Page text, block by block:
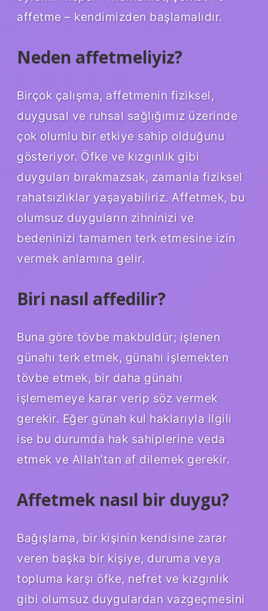
affetme – kendimizden başlamalıdır.
Neden affetmeliyiz?
Birçok çalışma, affetmenin fiziksel,
duygusal ve ruhsal sağlığımız üzerinde
çok olumlu bir etkiye sahip olduğunu
gösteriyor. Öfke ve kızgınlık gibi
duyguları bırakmazsak, zamanla fiziksel
rahatsızlıklar yaşayabiliriz. Affetmek, bu
olumsuz duyguların zihninizi ve
bedeninizi tamamen terk etmesine izin
vermek anlamına gelir.
Biri nasıl affedilir?
Buna göre tövbe makbuldür; işlenen
günahı terk etmek, günahı işlemekten
tövbe etmek, bir daha günahı
işlememeye karar verip söz vermek
gerekir. Eğer günah kul haklarıyla ilgili
ise bu durumda hak sahiplerine veda
etmek ve Allah’tan af dilemek gerekir.
Affetmek nasıl bir duygu?
Bağışlama, bir kişinin kendisine zarar
veren başka bir kişiye, duruma veya
topluma karşı öfke, nefret ve kızgınlık
gibi olumsuz duygulardan vazgeçmesini